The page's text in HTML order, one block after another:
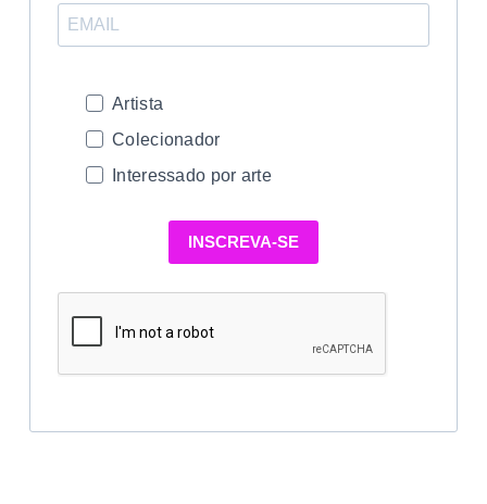
Artista
Colecionador
Interessado por arte
INSCREVA-SE